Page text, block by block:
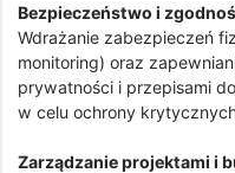
Bezpieczeństwo i
Wdrażanie zabezpieczeń
monitoring) oraz
prywatności i przepisami
w celu ochrony
Zarządzanie projektami i